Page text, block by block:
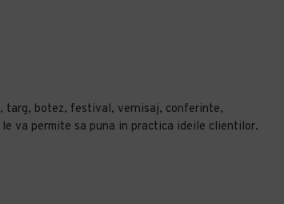
targ, botez, festival, vernisaj, conferinte,
va permite sa puna in practica ideile clientilor.